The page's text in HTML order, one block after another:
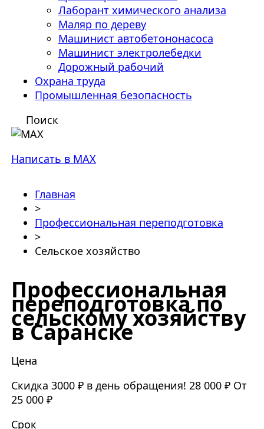
Лаборант химического анализа
Маляр по дереву
Машинист автобетононасоса
Машинист электролебедки
Дорожный рабочий
Охрана труда
Промышленная безопасность
Поиск
Написать в MAX
Главная
>
Профессиональная переподготовка
>
Сельское хозяйство
Профессиональная
переподготовка по
сельскому хозяйству
в Саранске
Цена
Скидка 3000 ₽ в день обращения! 28 000 ₽ От
25 000 ₽
Срок